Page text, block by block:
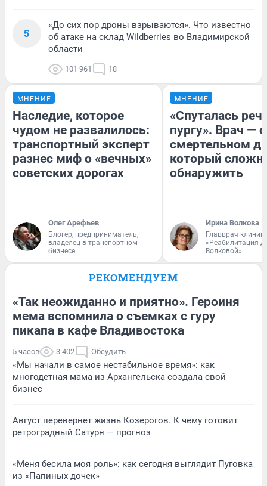
5
«До сих пор дроны взрываются». Что известно
об атаке на склад Wildberries во Владимирской
области
101 961 18
МНЕНИЕ
Наследие, которое
чудом не развалилось:
транспортный эксперт
разнес миф о «вечных»
советских дорогах
Олег Арефьев
Блогер, предприниматель,
владелец в транспортном
бизнесе
МНЕНИЕ
«Спуталась
пургу». Врач — о
смертельном
который
обнаружить
Ирина Волкова
Главврач
«Реабилитация
Волковой»
РЕКОМЕНДУЕМ
«Так неожиданно и приятно». Героиня
мема вспомнила о съемках с гуру
пикапа в кафе Владивостока
5 часов 3 402 Обсудить
«Мы начали в самое нестабильное время»: как
многодетная мама из Архангельска создала свой
бизнес
Август перевернет жизнь Козерогов. К чему готовит
ретроградный Сатурн — прогноз
«Меня бесила моя роль»: как сегодня выглядит Пуговка
из «Папиных дочек»